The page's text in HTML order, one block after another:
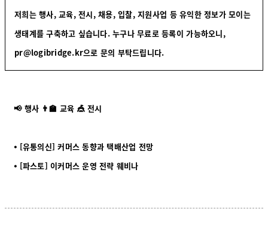
저희는 행사, 교육, 전시, 채용, 입찰, 지원사업 등 유익한 정보가 모이는
생태계를 구축하고 싶습니다. 누구나 무료로 등록이 가능하오니,
pr@logibridge.kr으로 문의 부탁드립니다.
📢 행사 👨‍🏫 교육 🎪 전시
⦁ [유통의신] 커머스 동향과 택배산업 전망
⦁ [파스토] 이커머스 운영 전략 웨비나